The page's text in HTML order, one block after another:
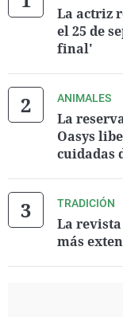
La actriz
el 25 de
final'
ANIMALES
La
Oasys
cuidadas
TRADICIÓN
La
más